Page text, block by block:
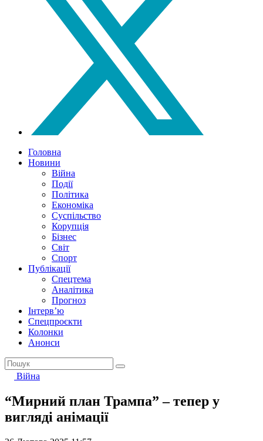
Головна
Новини
Війна
Події
Політика
Економіка
Суспільство
Корупція
Бізнес
Світ
Спорт
Публікації
Спецтема
Аналітика
Прогноз
Інтерв’ю
Спецпроєкти
Колонки
Анонси
Війна
“Мирний план Трампа” – тепер у
вигляді анімації